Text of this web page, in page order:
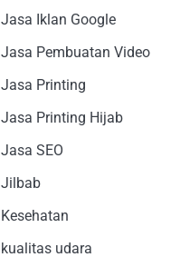
Jasa Iklan Google
Jasa Pembuatan Video
Jasa Printing
Jasa Printing Hijab
Jasa SEO
Jilbab
Kesehatan
kualitas udara